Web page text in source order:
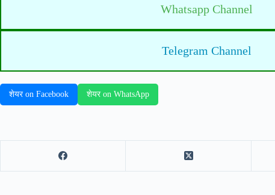
Whatsapp Channel
Telegram Channel
शेयर on Facebook शेयर on WhatsApp